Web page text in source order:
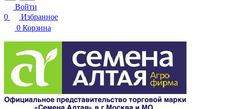
Войти
0
Избранное
0 Корзина